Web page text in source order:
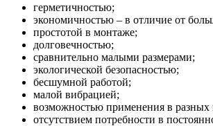
герметичностью;
экономичностью – в отличие от
простотой в монтаже;
долговечностью;
сравнительно малыми размерами;
экологической безопасностью;
бесшумной работой;
малой вибрацией;
возможностью применения в разных
отсутствием потребности в